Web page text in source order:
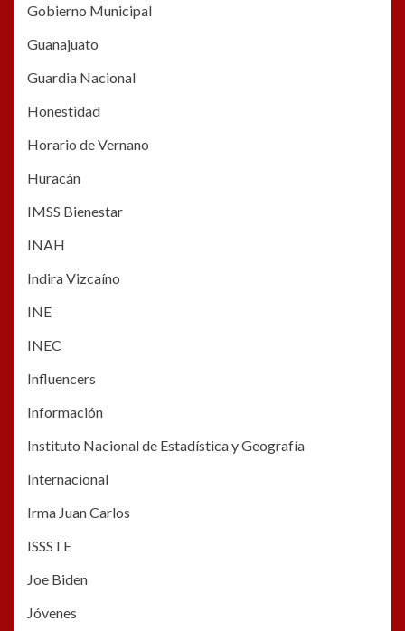
Gobierno Municipal
Guanajuato
Guardia Nacional
Honestidad
Horario de Vernano
Huracán
IMSS Bienestar
INAH
Indira Vizcaíno
INE
INEC
Influencers
Información
Instituto Nacional de Estadística y Geografía
Internacional
Irma Juan Carlos
ISSSTE
Joe Biden
Jóvenes